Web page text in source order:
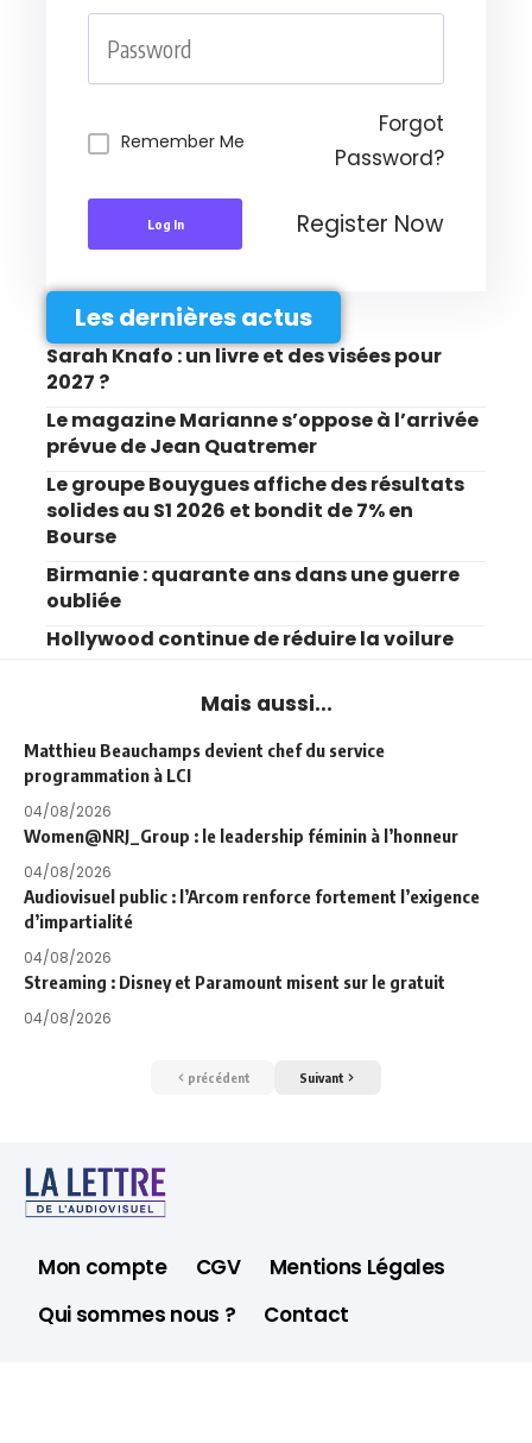
Remember Me
Forgot
Password?
Log In Register Now
Les dernières actus
Sarah Knafo : un livre et des visées pour
2027 ?
Le magazine Marianne s’oppose à l’arrivée
prévue de Jean Quatremer
Le groupe Bouygues affiche des résultats
solides au S1 2026 et bondit de 7% en
Bourse
Birmanie : quarante ans dans une guerre
oubliée
Hollywood continue de réduire la voilure
Mais aussi...
Matthieu Beauchamps devient chef du service
programmation à LCI
04/08/2026
Women@NRJ_Group : le leadership féminin à l’honneur
04/08/2026
Audiovisuel public : l’Arcom renforce fortement l’exigence
d’impartialité
04/08/2026
Streaming : Disney et Paramount misent sur le gratuit
04/08/2026
précédent Suivant
Mon compte CGV
Mentions Légales
Qui sommes nous ?
Contact